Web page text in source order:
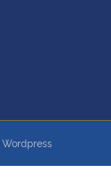
Wordpress